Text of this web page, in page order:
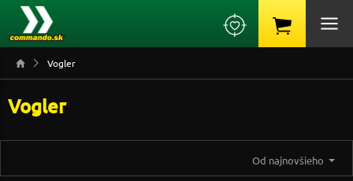
Vogler
Vogler
Od najnovšieho